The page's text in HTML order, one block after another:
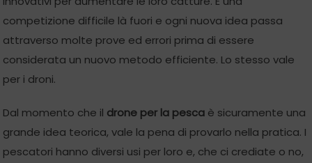
competizione difficile là fuori e ogni nuova idea passa
attraverso molte prove ed errori prima di essere
considerata un nuovo metodo efficiente. Lo stesso vale
per i droni.
Dal momento che il drone per la pesca è sicuramente una
grande idea teorica, vale la pena di provarlo nella pratica. I
pescatori hanno diversi usi per loro e, che ci crediate o no,